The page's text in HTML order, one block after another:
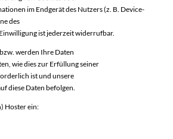
im Endgerät des Nutzers (z. B. Device-
des
ist jederzeit widerrufbar.
werden Ihre Daten
wie dies zur Erfüllung seiner
ist und unsere
diese Daten befolgen.
Hoster ein: